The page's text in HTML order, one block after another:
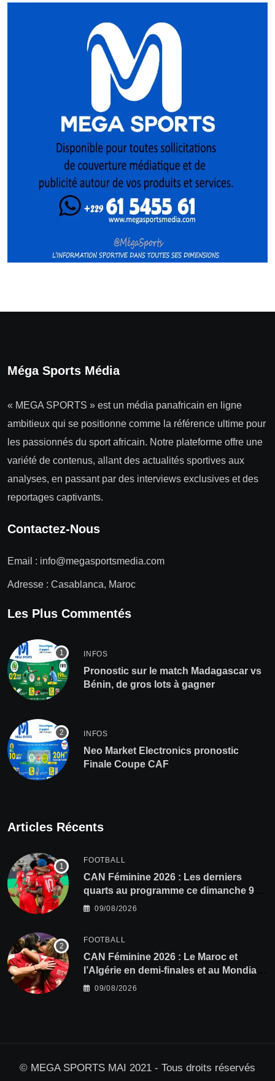
Méga Sports Média
« MEGA SPORTS » est un média panafricain en ligne
ambitieux qui se positionne comme la référence ultime pour
les passionnés du sport africain. Notre plateforme offre une
variété de contenus, allant des actualités sportives aux
analyses, en passant par des interviews exclusives et des
reportages captivants.
Contactez-Nous
Email : info@megasportsmedia.com
Adresse : Casablanca, Maroc
Les Plus Commentés
INFOS
Pronostic sur le match Madagascar vs
Bénin, de gros lots à gagner
INFOS
Neo Market Electronics pronostic
Finale Coupe CAF
Articles Récents
FOOTBALL
CAN Féminine 2026 : Les derniers
quarts au programme ce dimanche 9
août09/08/2026
FOOTBALL
CAN Féminine 2026 : Le Maroc et
l’Algérie en demi-finales et au Mondial
2027 !
09/08/2026
© MEGA SPORTS MAI 2021 - Tous droits réservés